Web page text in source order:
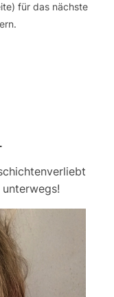
für das nächste